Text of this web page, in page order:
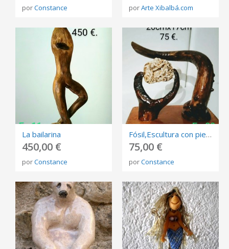
porConstance porArte Xibalbá.com
La bailarina
450,00 €
porConstance
Fósil,Escultura con piedra
75,00 €
porConstance